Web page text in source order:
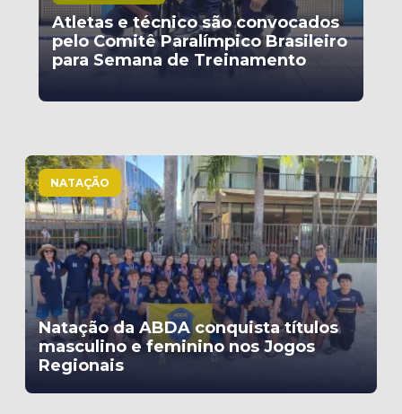
Atletas e técnico são convocados
pelo Comitê Paralímpico Brasileiro
para Semana de Treinamento
NATAÇÃO
Natação da ABDA conquista títulos
masculino e feminino nos Jogos
Regionais